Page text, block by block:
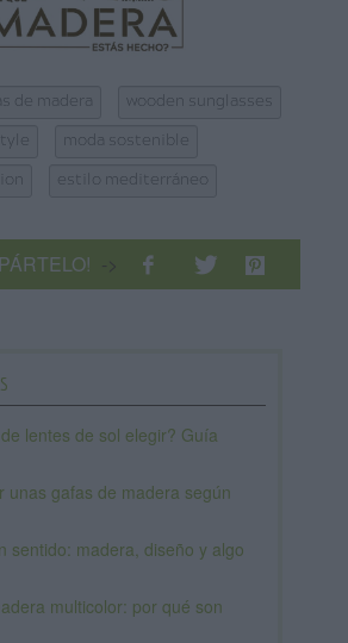
de madera wooden sunglasses
moda sostenible
estilo mediterráneo
->
lentes de sol elegir? Guía
unas gafas de madera según
sentido: madera, diseño y algo
multicolor: por qué son